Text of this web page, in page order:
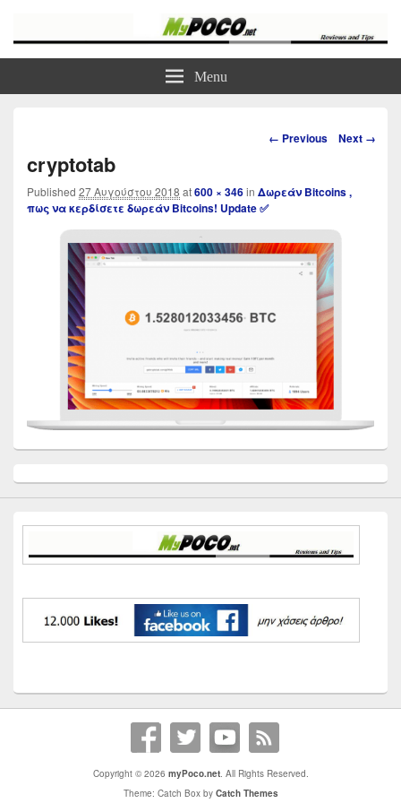
Τα καλύτερα Reviews , Συγκρίσεις , VPN , Webhosting
Menu
Image
← Previous Next →
cryptotab
Published 27 Αυγούστου 2018 at600 × 346in Δωρεάν Bitcoins ,
πως να κερδίσετε δωρεάν Bitcoins! Update ✅
Sidebar
Widget
Copyright © 2026 myPoco.net. All Rights Reserved.
Theme: Catch Box by Catch Themes